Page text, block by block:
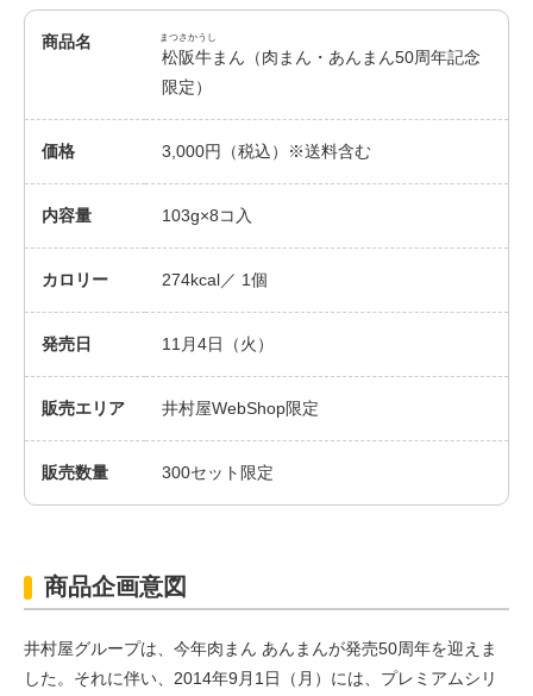
商品名 まつさかうし
松阪牛まん（肉まん・あんまん50周年記念
限定）
価格 3,000円（税込）※送料含む
内容量 103g×8コ入
カロリー 274kcal／ 1個
発売日 11月4日（火）
販売エリア 井村屋WebShop限定
販売数量 300セット限定
商品企画意図
井村屋グループは、今年肉まん あんまんが発売50周年を迎えま
した。それに伴い、2014年9月1日（月）には、プレミアムシリ